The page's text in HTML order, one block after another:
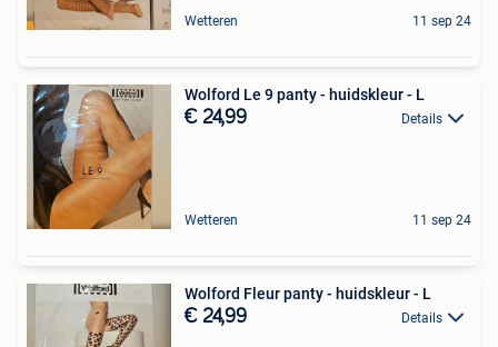
Wetteren 11 sep 24
Wolford Le 9 panty - huidskleur - L
€ 24,99 Details
Wetteren 11 sep 24
Wolford Fleur panty - huidskleur - L
€ 24,99 Details